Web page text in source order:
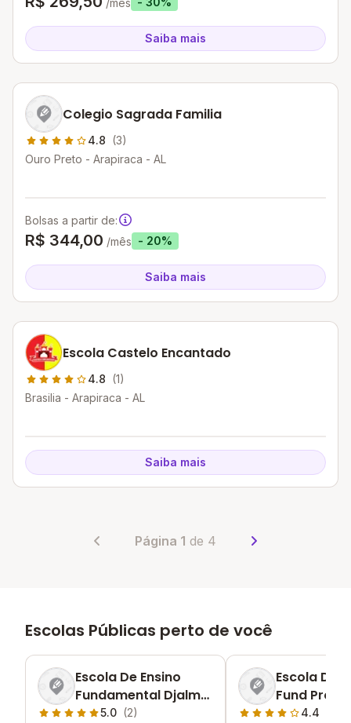
/mês
Saiba mais
Colegio Sagrada Familia
4.8 (3)
Ouro Preto - Arapiraca - AL
Bolsas a partir de:
R$ 344,00 /mês - 20%
Saiba mais
Escola Castelo Encantado
4.8 (1)
Brasilia - Arapiraca - AL
Saiba mais
Página 1 de 4
Escolas Públicas perto de você
Escola De Ensino
Fundamental Djalma
Matheus Santana
5.0 (2)
Escola De
Fund Prof
De Almeida
4.4